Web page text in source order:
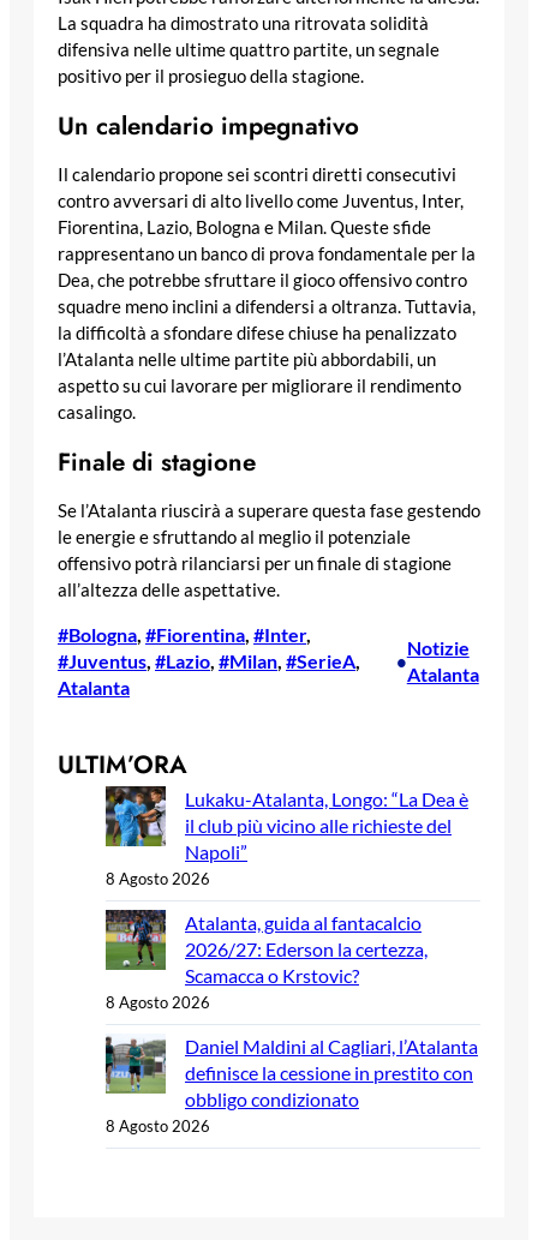
La squadra ha dimostrato una ritrovata solidità
difensiva nelle ultime quattro partite, un segnale
positivo per il prosieguo della stagione.
Un calendario impegnativo
Il calendario propone sei scontri diretti consecutivi
contro avversari di alto livello come Juventus, Inter,
Fiorentina, Lazio, Bologna e Milan. Queste sfide
rappresentano un banco di prova fondamentale per la
Dea, che potrebbe sfruttare il gioco offensivo contro
squadre meno inclini a difendersi a oltranza. Tuttavia,
la difficoltà a sfondare difese chiuse ha penalizzato
l’Atalanta nelle ultime partite più abbordabili, un
aspetto su cui lavorare per migliorare il rendimento
casalingo.
Finale di stagione
Se l’Atalanta riuscirà a superare questa fase gestendo
le energie e sfruttando al meglio il potenziale
offensivo potrà rilanciarsi per un finale di stagione
all’altezza delle aspettative.
#Bologna #Fiorentina #Inter
#Juventus #Lazio #Milan #SerieA
Atalanta
•
Notizie
Atalanta
ULTIM’ORA
Lukaku-Atalanta, Longo: “La Dea è
il club più vicino alle richieste del
Napoli”
8 Agosto 2026
Atalanta, guida al fantacalcio
2026/27: Ederson la certezza,
Scamacca o Krstovic?
8 Agosto 2026
Daniel Maldini al Cagliari, l’Atalanta
definisce la cessione in prestito con
obbligo condizionato
8 Agosto 2026